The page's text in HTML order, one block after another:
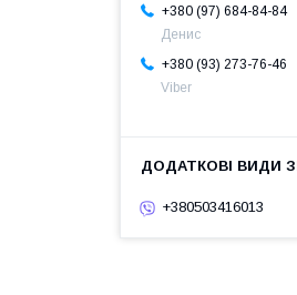
+380 (97) 684-84-84
Денис
+380 (93) 273-76-46
Viber
+380503416013